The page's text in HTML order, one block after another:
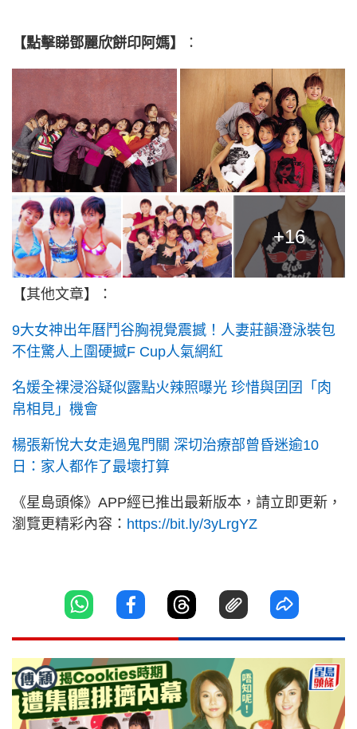
【點擊睇鄧麗欣餅印阿媽】 ：
+16
【其他文章】：
9大女神出年曆鬥谷胸視覺震撼！人妻莊韻澄泳裝包
不住驚人上圍硬撼F Cup人氣網紅
名媛全裸浸浴疑似露點火辣照曝光 珍惜與囝囝「肉
帛相見」機會
楊張新悅大女走過鬼門關 深切治療部曾昏迷逾10
日：家人都作了最壞打算
《星島頭條》APP經已推出最新版本，請立即更新，
瀏覽更精彩內容： https://bit.ly/3yLrgYZ